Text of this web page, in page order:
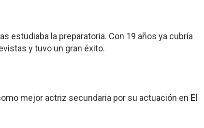
estudiaba la preparatoria. Con 19 años ya cubría
y tuvo un gran éxito.
mejor actriz secundaria por su actuación en El